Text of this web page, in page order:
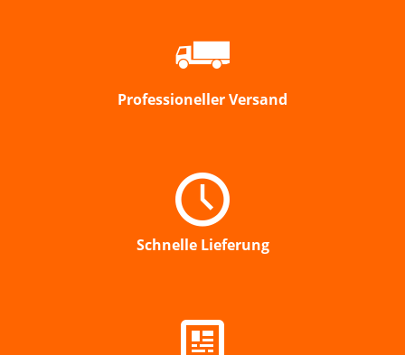
Professioneller Versand
Schnelle Lieferung